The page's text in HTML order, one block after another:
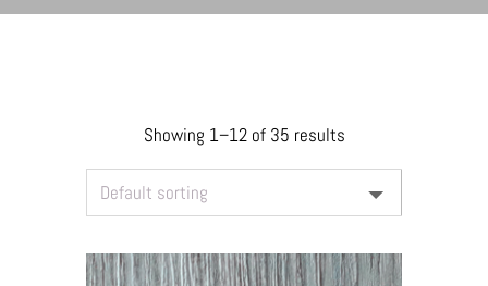
Showing 1–12 of 35 results